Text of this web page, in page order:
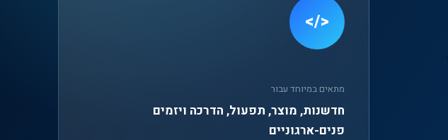
</>
מתאים במיוחד עבור
חדשנות, מוצר, תפעול, הדרכה ויזמים
פנים-ארגוניים